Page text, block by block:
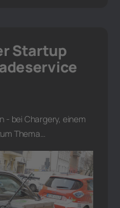
Startup
- bei Chargery, einem
Thema…